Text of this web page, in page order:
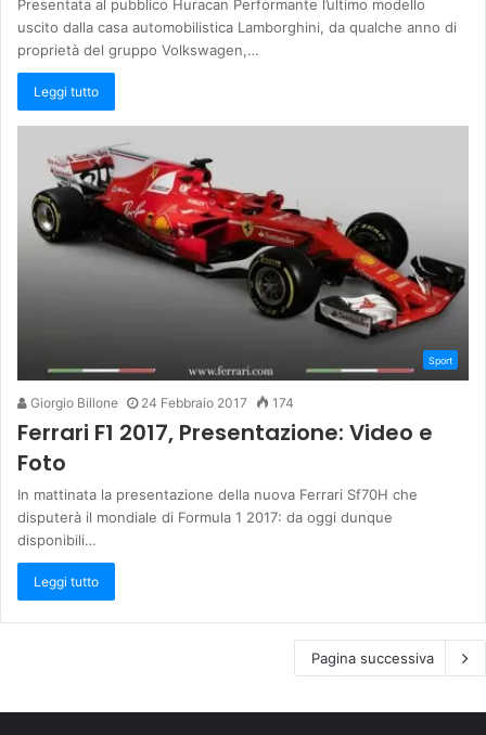
Presentata al pubblico Huracan Performante l’ultimo modello
uscito dalla casa automobilistica Lamborghini, da qualche anno di
proprietà del gruppo Volkswagen,…
Leggi tutto
Sport
Giorgio Billone 24 Febbraio 2017 174
Ferrari F1 2017, Presentazione: Video e
Foto
In mattinata la presentazione della nuova Ferrari Sf70H che
disputerà il mondiale di Formula 1 2017: da oggi dunque
disponibili…
Leggi tutto
Pagina successiva